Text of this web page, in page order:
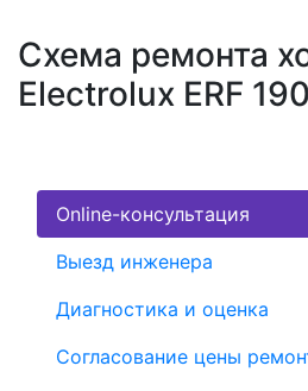
Схема ремонта
Electrolux ERF
Online-консультация
Выезд инженера
Диагностика и оценка
Согласование цены